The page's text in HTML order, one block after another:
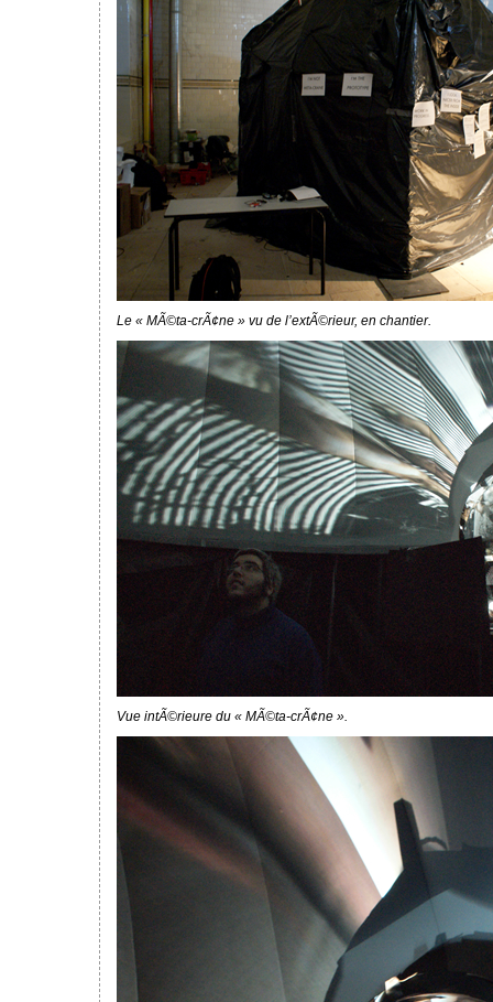
Le « MÃ©ta-crÃ¢ne » vu de l’extÃ©rieur, en chantier.
Vue intÃ©rieure du « MÃ©ta-crÃ¢ne ».